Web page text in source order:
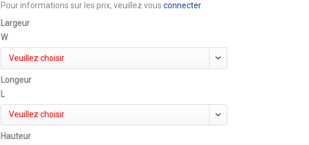
Pour informations sur les prix, veuillez vousconnecter.
Largeur
W
Veuillez choisir
Longeur
L
Veuillez choisir
Hauteur